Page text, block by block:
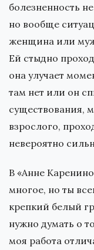
болезненность
но вообще
женщина или
Ей стыдно
она улучает
там нет или он
существования,
взрослого,
невероятно
В «Анне
многое, но ты
крепкий белый
нужно думать о
моя работа